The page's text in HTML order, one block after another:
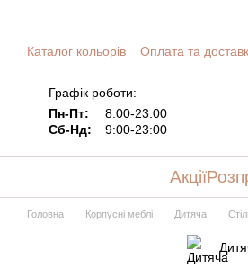
Каталог кольорів Оплата та
Графік роботи:
Пн-Пт:
8:00-23:00
Сб-Нд:
9:00-23:00
Акції
Головна Корпусні меблі Дитяча